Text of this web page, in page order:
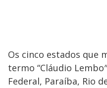
Os cinco estados que
termo “Cláudio
Federal, Paraíba, Rio